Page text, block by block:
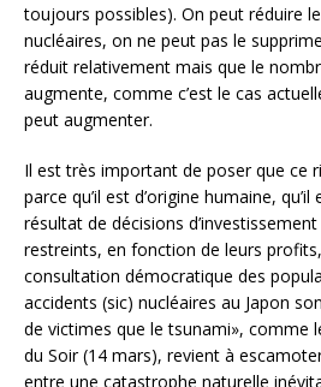
toujours possibles). On peut réduire
nucléaires, on ne peut pas le
réduit relativement mais que le
augmente, comme c’est le cas
peut augmenter.
Il est très important de poser que ce
parce qu’il est d’origine humaine,
résultat de décisions
restreints, en fonction de leurs
consultation démocratique des
accidents (sic) nucléaires au Japon
de victimes que le tsunami», comme
du Soir (14 mars), revient à
entre une catastrophe naturelle